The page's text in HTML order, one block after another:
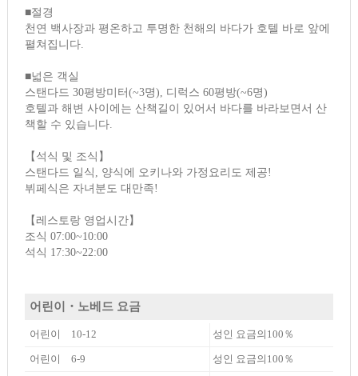
■절경
천연 백사장과 평온하고 투명한 천해의 바다가 호텔 바로 앞에
펼쳐집니다.
■넓은 객실
스탠다드 30평방미터(~3명), 디럭스 60평방(~6명)
호텔과 해변 사이에는 산책길이 있어서 바다를 바라보면서 산
책할 수 있습니다.
【석식 및 조식】
스탠다드 일식, 양식에 오키나와 가정요리도 제공!
뷔페식은 자녀분도 대만족!
【레스토랑 영업시간】
조식 07:00~10:00
석식 17:30~22:00
어린이・노베드 요금
어린이 10-12 성인 요금의100％
어린이 6-9 성인 요금의100％